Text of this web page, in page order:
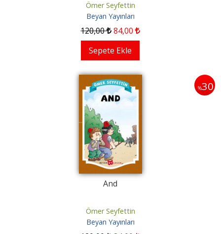
Ömer Seyfettin
Beyan Yayınları
120,00 84,00
Sepete Ekle
%30
And
Ömer Seyfettin
Beyan Yayınları